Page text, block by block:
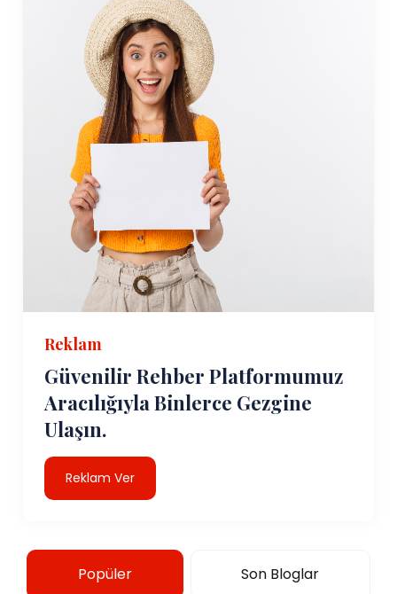
Reklam
Güvenilir Rehber Platformumuz
Aracılığıyla Binlerce Gezgine
Ulaşın.
Reklam Ver
Popüler Son Bloglar